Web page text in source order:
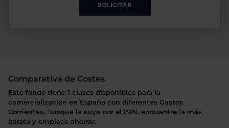
SOLICITAR
Comparativa de Costes
Este fondo tiene 1 clases disponibles para la
comercialización en España con diferentes Gastos
Corrientes. Busque la suya por el ISIN, encuentre la más
barata y empiece ahorrar.